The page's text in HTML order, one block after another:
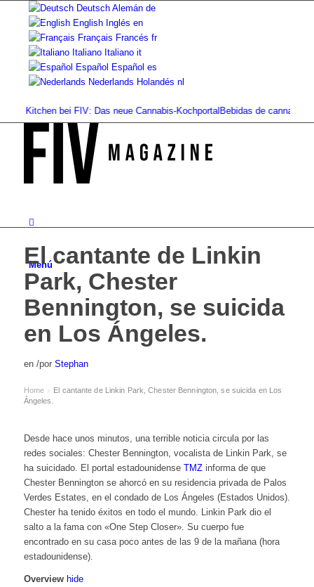
Deutsch Alemán de
English Inglés en
Français Francés fr
Italiano Italiano it
Español Español es
Nederlands Holandés nl
Kitchen bei FIV: Das neue Cannabis-KochportalBebidas de cannabis:
Menú
El cantante de Linkin
Park, Chester
Bennington, se suicida
en Los Ángeles.
en /por Stephan
Home › El cantante de Linkin Park, Chester Bennington, se suicida en Los
Ángeles.
Desde hace unos minutos, una terrible noticia circula por las
redes sociales: Chester Bennington, vocalista de Linkin Park, se
ha suicidado. El portal estadounidense TMZinforma de que
Chester Benningtonse ahorcó en su residencia privada de Palos
Verdes Estates, en el condado de Los Ángeles (Estados Unidos).
Chester ha tenido éxitos en todo el mundo. Linkin Park dio el
salto a la fama con «One Step Closer». Su cuerpo fue
encontrado en su casa poco antes de las 9 de la mañana (hora
estadounidense).
Overview hide